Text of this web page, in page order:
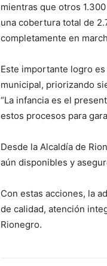
mientras que otros
una cobertura total de
completamente en
Este importante logro
municipal, priorizando
“La infancia es el
estos procesos para
Desde la Alcaldía de
aún disponibles y
Con estas acciones, la
de calidad, atención
Rionegro.